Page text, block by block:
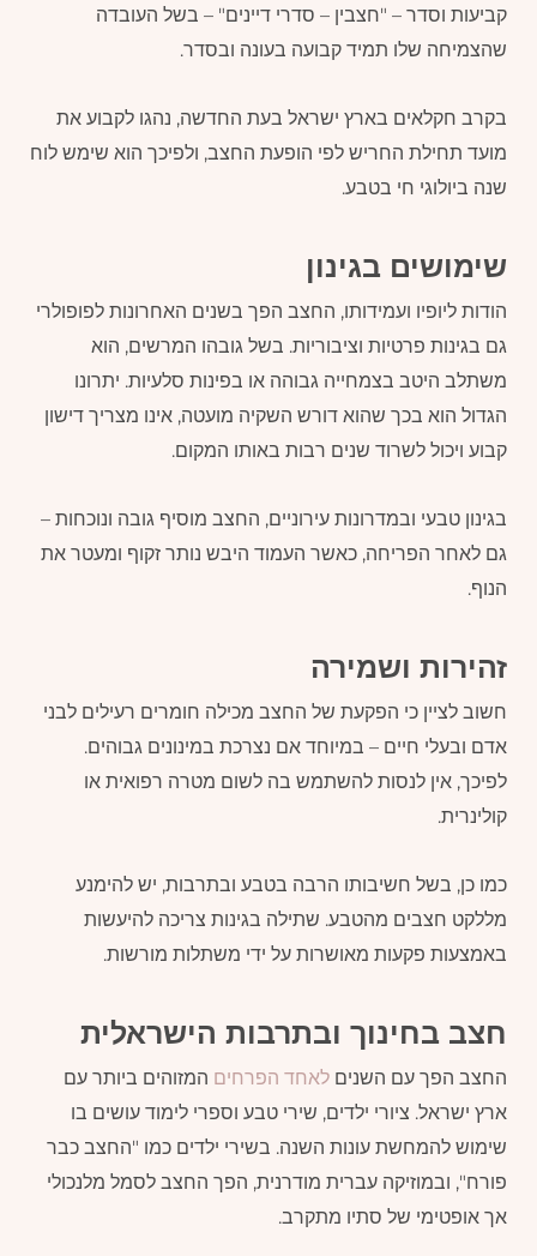
קביעות וסדר – "חצבין – סדרי דיינים" – בשל העובדה
שהצמיחה שלו תמיד קבועה בעונה ובסדר.
בקרב חקלאים בארץ ישראל בעת החדשה, נהגו לקבוע את
מועד תחילת החריש לפי הופעת החצב, ולפיכך הוא שימש לוח
שנה ביולוגי חי בטבע.
שימושים בגינון
הודות ליופיו ועמידותו, החצב הפך בשנים האחרונות לפופולרי
גם בגינות פרטיות וציבוריות. בשל גובהו המרשים, הוא
משתלב היטב בצמחייה גבוהה או בפינות סלעיות. יתרונו
הגדול הוא בכך שהוא דורש השקיה מועטה, אינו מצריך דישון
קבוע ויכול לשרוד שנים רבות באותו המקום.
בגינון טבעי ובמדרונות עירוניים, החצב מוסיף גובה ונוכחות –
גם לאחר הפריחה, כאשר העמוד היבש נותר זקוף ומעטר את
הנוף.
זהירות ושמירה
חשוב לציין כי הפקעת של החצב מכילה חומרים רעילים לבני
אדם ובעלי חיים – במיוחד אם נצרכת במינונים גבוהים.
לפיכך, אין לנסות להשתמש בה לשום מטרה רפואית או
קולינרית.
כמו כן, בשל חשיבותו הרבה בטבע ובתרבות, יש להימנע
מללקט חצבים מהטבע. שתילה בגינות צריכה להיעשות
באמצעות פקעות מאושרות על ידי משתלות מורשות.
חצב בחינוך ובתרבות הישראלית
החצב הפך עם השנים לאחד הפרחים המזוהים ביותר עם
ארץ ישראל. ציורי ילדים, שירי טבע וספרי לימוד עושים בו
שימוש להמחשת עונות השנה. בשירי ילדים כמו "החצב כבר
פורח", ובמוזיקה עברית מודרנית, הפך החצב לסמל מלנכולי
אך אופטימי של סתיו מתקרב.